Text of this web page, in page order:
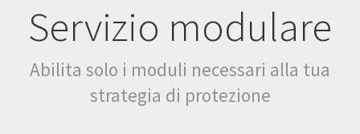
Servizio modulare
Abilita solo i moduli necessari alla tua
strategia di protezione